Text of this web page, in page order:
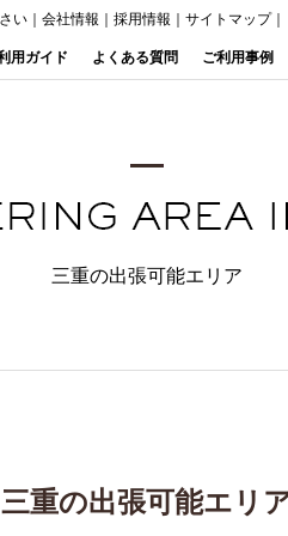
い 会社情報 採用情報 サイトマップ｜
用ガイド よくある質問 ご利用事例
三重の出張可能エリア
三重の出張可能エリ